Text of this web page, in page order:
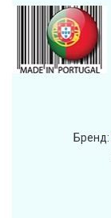
Бренд: